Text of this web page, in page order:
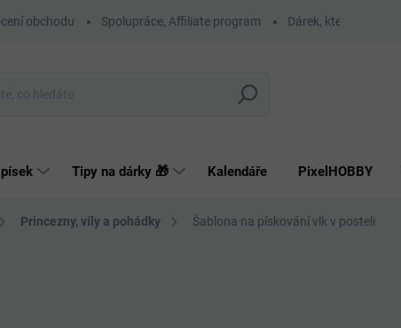
obchodu Spolupráce, Affiliate program Dárek, který má smysl
Hledat
Tipy na dárky 🎁 Kalendáře PixelHOBBY
Princezny, víly a pohádky Šablona na pískování vlk v posteli